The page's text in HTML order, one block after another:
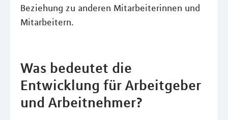
Beziehung zu anderen Mitarbeiterinnen und
Mitarbeitern.
Was bedeutet die
Entwicklung für Arbeitgeber
und Arbeitnehmer?